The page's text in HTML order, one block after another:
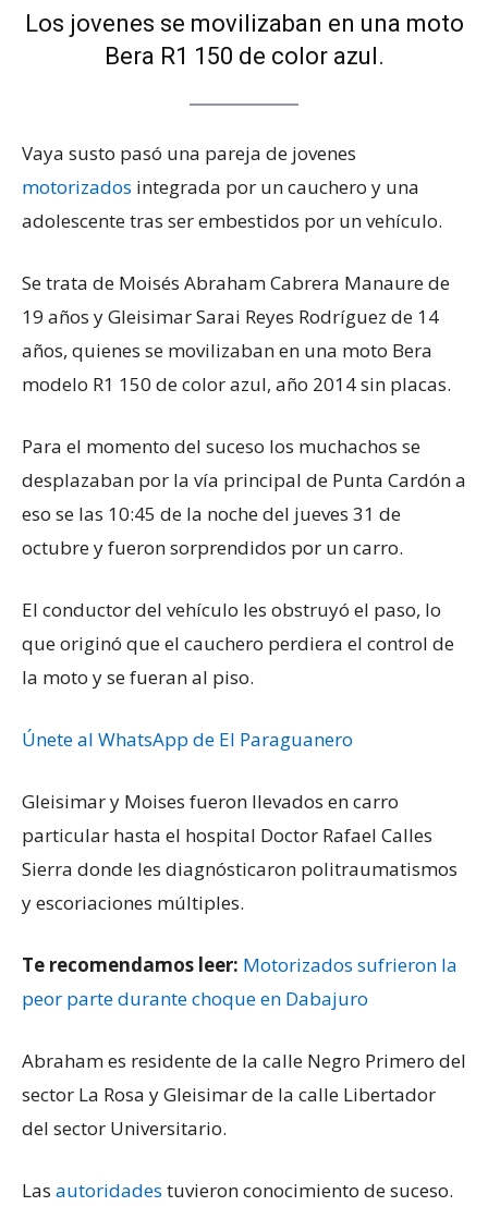
Los jovenes se movilizaban en una moto
Bera R1 150 de color azul.
Vaya susto pasó una pareja de jovenes
motorizados integrada por un cauchero y una
adolescente tras ser embestidos por un vehículo.
Se trata de Moisés Abraham Cabrera Manaure de
19 años y Gleisimar Sarai Reyes Rodríguez de 14
años, quienes se movilizaban en una moto Bera
modelo R1 150 de color azul, año 2014 sin placas.
Para el momento del suceso los muchachos se
desplazaban por la vía principal de Punta Cardón a
eso se las 10:45 de la noche del jueves 31 de
octubre y fueron sorprendidos por un carro.
El conductor del vehículo les obstruyó el paso, lo
que originó que el cauchero perdiera el control de
la moto y se fueran al piso.
Únete al WhatsApp de El Paraguanero
Gleisimar y Moises fueron llevados en carro
particular hasta el hospital Doctor Rafael Calles
Sierra donde les diagnósticaron politraumatismos
y escoriaciones múltiples.
Te recomendamos leer: Motorizados sufrieron la
peor parte durante choque en Dabajuro
Abraham es residente de la calle Negro Primero del
sector La Rosa y Gleisimar de la calle Libertador
del sector Universitario.
Las autoridades tuvieron conocimiento de suceso.